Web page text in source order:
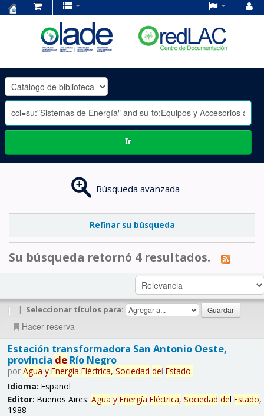
OLADE
-
Ir
Búsqueda avanzada
Refinar su búsqueda
Su búsqueda retornó 4 resultados.
| | Seleccionar títulos para:
Hacer reserva
Estación transformadora San Antonio Oeste,
provincia deRío Negro
por Agua y Energía Eléctrica, Sociedad del Estado.
Idioma: Español
Editor: Buenos Aires: Agua y Energía Eléctrica, Sociedad del Estado,
1988